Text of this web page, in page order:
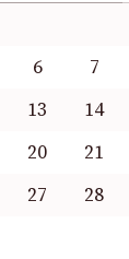
6 7
13 14
20 21
27 28